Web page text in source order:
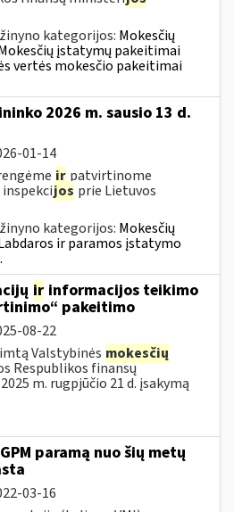
kategorijos: Mokesčių
įstatymų pakeitimai
vertės mokesčio pakeitimai
2026 m. sausio 13 d.
01-14
ir patvirtinome
inspekcijos prie Lietuvos
kategorijos: Mokesčių
ir paramos įstatymo
ir informacijos teikimo
pakeitimo
08-22
Valstybinės mokesčių
Respublikos finansų
m. rugpjūčio 21 d. įsakymą
paramą nuo šių metų
03-16